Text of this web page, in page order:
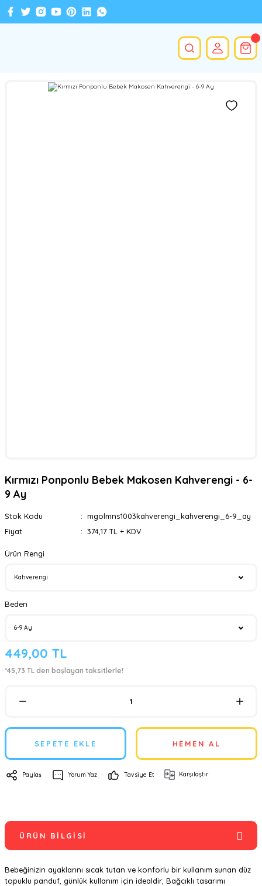
Kırmızı Ponponlu Bebek Makosen Kahverengi - 6-
9 Ay
Stok Kodu
mgolmns1003kahverengi_kahverengi_6-9_ay
Fiyat
374,17 TL + KDV
Ürün Rengi
Beden
449,00 TL
*45,73 TL den başlayan taksitlerle!
SEPETE EKLE HEMEN AL
Paylaş Yorum Yaz Tavsiye Et Karşılaştır
ÜRÜN BILGISI
Bebeğinizin ayaklarını sıcak tutan ve konforlu bir kullanım sunan düz
topuklu panduf, günlük kullanım için idealdir; Bağcıklı tasarımı